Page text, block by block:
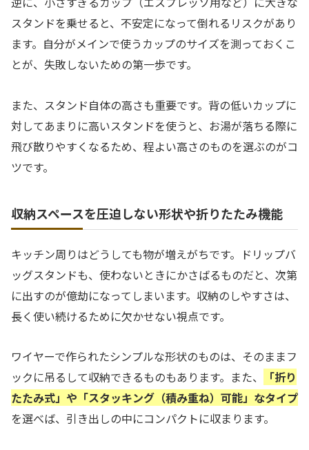
スタンドを乗せると、不安定になって倒れるリスクがあり
ます。自分がメインで使うカップのサイズを測っておくこ
とが、失敗しないための第一歩です。
また、スタンド自体の高さも重要です。背の低いカップに
対してあまりに高いスタンドを使うと、お湯が落ちる際に
飛び散りやすくなるため、程よい高さのものを選ぶのがコ
ツです。
収納スペースを圧迫しない形状や折りたたみ機能
キッチン周りはどうしても物が増えがちです。ドリップバ
ッグスタンドも、使わないときにかさばるものだと、次第
に出すのが億劫になってしまいます。収納のしやすさは、
長く使い続けるために欠かせない視点です。
ワイヤーで作られたシンプルな形状のものは、そのままフ
ックに吊るして収納できるものもあります。また、
「折り
たたみ式」や「スタッキング（積み重ね）可能」なタイプ
を選べば、引き出しの中にコンパクトに収まります。